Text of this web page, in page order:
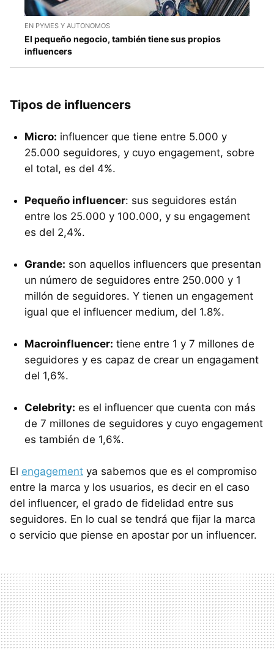
EN PYMES Y AUTONOMOS
El pequeño negocio, también tiene sus propios
influencers
Tipos de influencers
Micro: influencer que tiene entre 5.000 y
25.000 seguidores, y cuyo engagement, sobre
el total, es del 4%.
Pequeño influencer: sus seguidores están
entre los 25.000 y 100.000, y su engagement
es del 2,4%.
Grande: son aquellos influencers que presentan
un número de seguidores entre 250.000 y 1
millón de seguidores. Y tienen un engagement
igual que el influencer medium, del 1.8%.
Macroinfluencer: tiene entre 1 y 7 millones de
seguidores y es capaz de crear un engagament
del 1,6%.
Celebrity: es el influencer que cuenta con más
de 7 millones de seguidores y cuyo engagement
es también de 1,6%.
El engagement ya sabemos que es el compromiso
entre la marca y los usuarios, es decir en el caso
del influencer, el grado de fidelidad entre sus
seguidores. En lo cual se tendrá que fijar la marca
o servicio que piense en apostar por un influencer.